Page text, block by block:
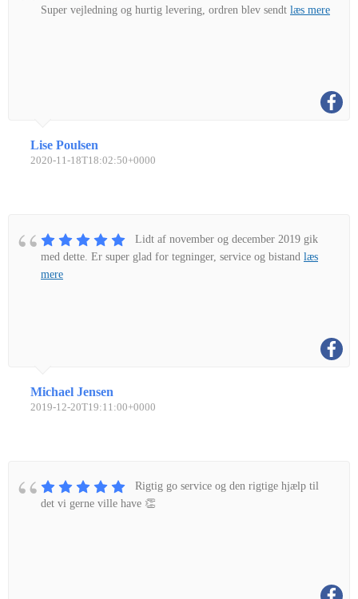
Super vejledning og hurtig levering, ordren blev sendt læs mere
Lise Poulsen
2020-11-18T18:02:50+0000
Lidt af november og december 2019 gik
med dette. Er super glad for tegninger, service og bistand læs
mere
Michael Jensen
2019-12-20T19:11:00+0000
Rigtig go service og den rigtige hjælp til
det vi gerne ville have 👏